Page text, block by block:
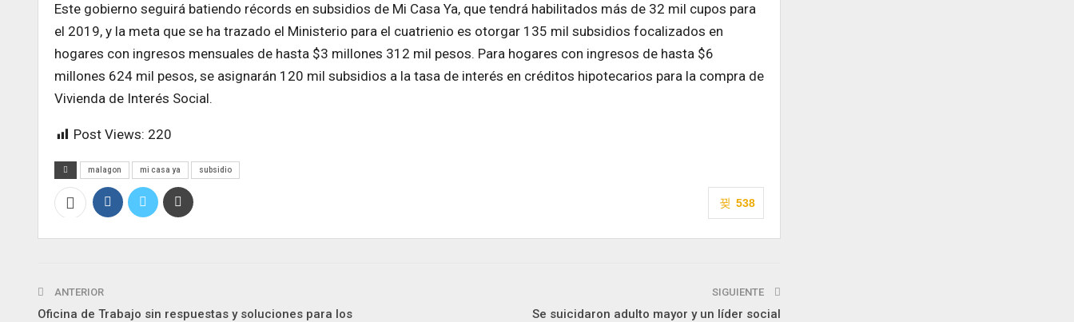
Este gobierno seguirá batiendo récords en subsidios de Mi Casa Ya, que tendrá habilitados más de 32 mil cupos para
el 2019, y la meta que se ha trazado el Ministerio para el cuatrienio es otorgar 135 mil subsidios focalizados en
hogares con ingresos mensuales de hasta $3 millones 312 mil pesos. Para hogares con ingresos de hasta $6
millones 624 mil pesos, se asignarán 120 mil subsidios a la tasa de interés en créditos hipotecarios para la compra de
Vivienda de Interés Social.
Post Views: 220
malagon mi casa ya subsidio
538
ANTERIOR
Oficina de Trabajo sin respuestas y soluciones para los
SIGUIENTE
Se suicidaron adulto mayor y un líder social